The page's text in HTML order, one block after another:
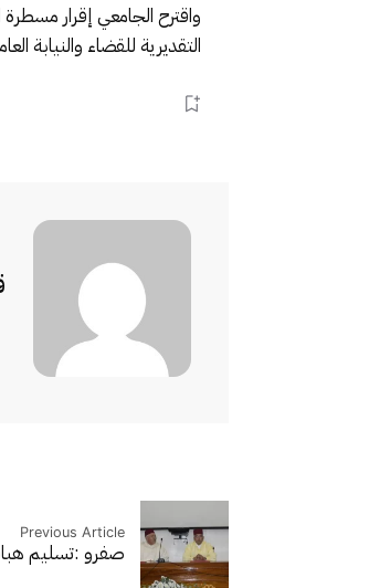
واقترح الجامعي إقرار
التقديرية للقضاء والنيابة
Previous Article
صفرو :تسليم